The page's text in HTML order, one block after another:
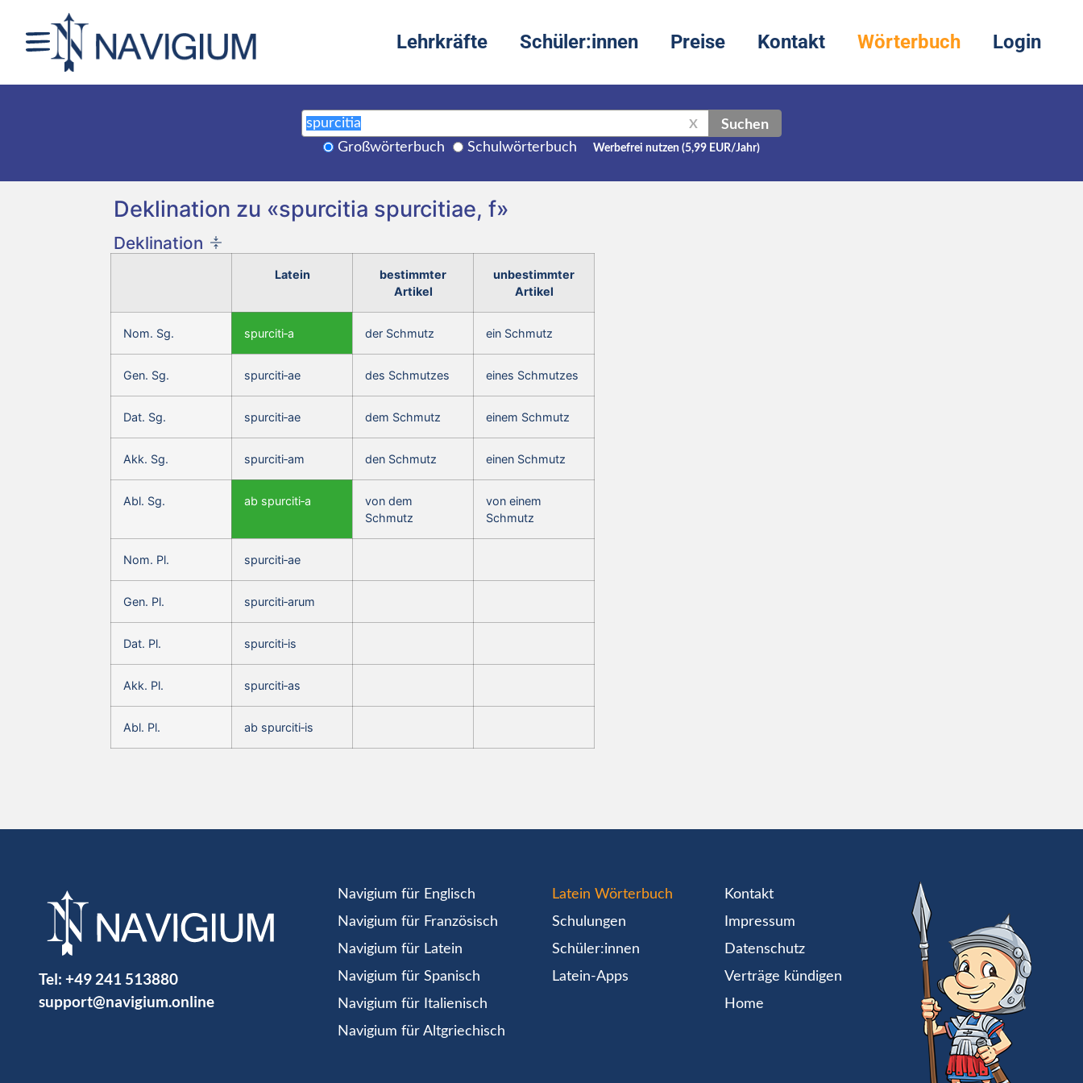
Lehrkräfte Schüler:innen Preise Kontakt Wörterbuch Login
X Suchen
Großwörterbuch Schulwörterbuch Werbefrei nutzen (5,99 EUR/Jahr)
Deklination zu «spurcitia spurcitiae, f»
Deklination
Latein
bestimmter
Artikel
unbestimmter
Artikel
Nom. Sg. spurciti‑a der Schmutz ein Schmutz
Gen. Sg. spurciti‑ae des Schmutzes eines Schmutzes
Dat. Sg. spurciti‑ae dem Schmutz einem Schmutz
Akk. Sg. spurciti‑am den Schmutz einen Schmutz
Abl. Sg. ab spurciti‑a
von dem
Schmutz
von einem
Schmutz
Nom. Pl. spurciti‑ae
Gen. Pl. spurciti‑arum
Dat. Pl. spurciti‑is
Akk. Pl. spurciti‑as
Abl. Pl. ab spurciti‑is
Tel: +49 241 513880
support@navigium.online
Navigium für Englisch
Navigium für Französisch
Navigium für Latein
Navigium für Spanisch
Navigium für Italienisch
Navigium für Altgriechisch
Latein Wörterbuch
Schulungen
Schüler:innen
Latein-Apps
Kontakt
Impressum
Datenschutz
Verträge kündigen
Home